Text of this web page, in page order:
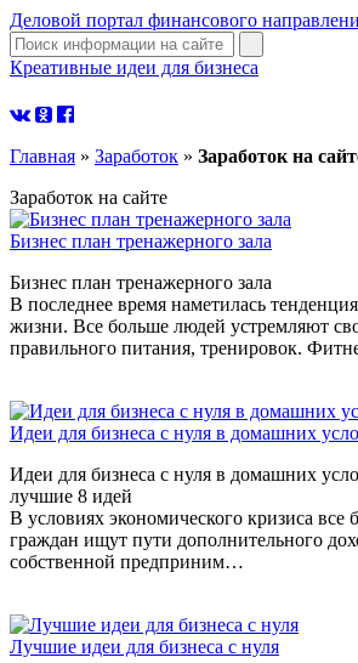
Деловой портал финансового
Креативные идеи для бизнеса
Главная » Заработок » Заработок на
Заработок на сайте
Бизнес план тренажерного зала
Бизнес план тренажерного зала
В последнее время наметилась
жизни. Все больше людей устремляют
правильного питания, тренировок.
Идеи для бизнеса с нуля в домашних
Идеи для бизнеса с нуля в домашних
лучшие 8 идей
В условиях экономического кризиса все
граждан ищут пути дополнительного
собственной предприним…
Лучшие идеи для бизнеса с нуля